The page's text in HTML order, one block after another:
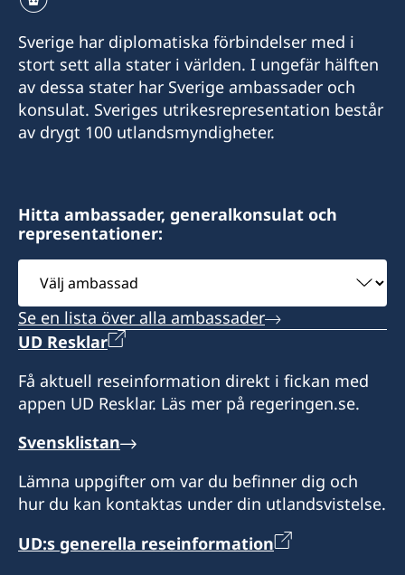
Sverige har diplomatiska förbindelser med i
stort sett alla stater i världen. I ungefär hälften
av dessa stater har Sverige ambassader och
konsulat. Sveriges utrikesrepresentation består
av drygt 100 utlandsmyndigheter.
Hitta ambassader, generalkonsulat och
representationer:
Välj
ambassad
Se en lista över alla ambassader
UD Resklar
Få aktuell reseinformation direkt i fickan med
appen UD Resklar. Läs mer på regeringen.se.
Svensklistan
Lämna uppgifter om var du befinner dig och
hur du kan kontaktas under din utlandsvistelse.
UD:s generella reseinformation